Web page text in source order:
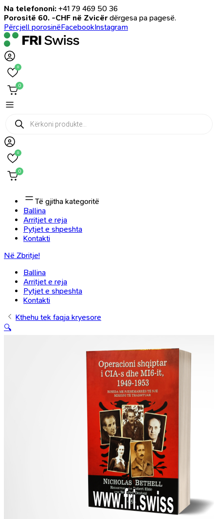
Na telefononi: +41 79 469 50 36
Porositë 60. -CHF në Zvicër dërgesa pa pagesë.
Përcjell porosinëFacebookInstagram
0
0
Products
search
0
0
Të gjitha kategoritë
Ballina
Arritjet e reja
Pytjet e shpeshta
Kontakti
Në Zbritje!
Ballina
Arritjet e reja
Pytjet e shpeshta
Kontakti
Kthehu tek faqja kryesore
🔍